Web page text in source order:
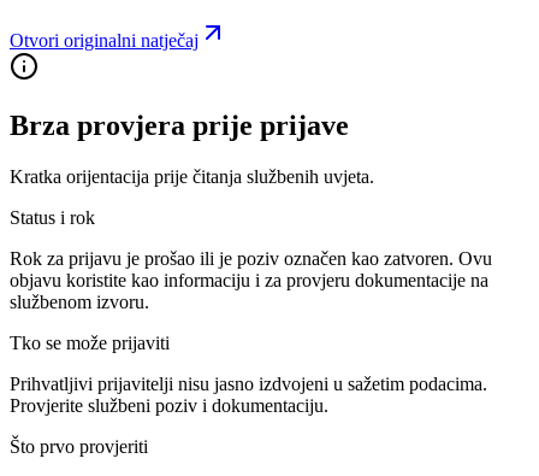
Otvori originalni natječaj
Brza provjera prije prijave
Kratka orijentacija prije čitanja službenih uvjeta.
Status i rok
Rok za prijavu je prošao ili je poziv označen kao zatvoren. Ovu
objavu koristite kao informaciju i za provjeru dokumentacije na
službenom izvoru.
Tko se može prijaviti
Prihvatljivi prijavitelji nisu jasno izdvojeni u sažetim podacima.
Provjerite službeni poziv i dokumentaciju.
Što prvo provjeriti